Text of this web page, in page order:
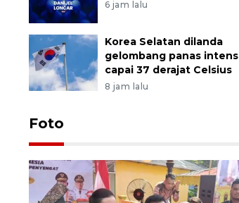
6 jam lalu
Korea Selatan dilanda
gelombang panas intens
capai 37 derajat Celsius
8 jam lalu
Foto